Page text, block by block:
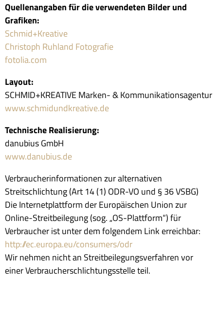
Quellenangaben für die verwendeten Bilder und
Grafiken:
Schmid+Kreative
Christoph Ruhland Fotografie
fotolia.com
Layout:
SCHMID+KREATIVE Marken- & Kommunikationsagentur
www.schmidundkreative.de
Technische Realisierung:
danubius GmbH
www.danubius.de
Verbraucherinformationen zur alternativen
Streitschlichtung (Art 14 (1) ODR-VO und § 36 VSBG)
Die Internetplattform der Europäischen Union zur
Online-Streitbeilegung (sog. „OS-Plattform“) für
Verbraucher ist unter dem folgendem Link erreichbar:
http://ec.europa.eu/consumers/odr
Wir nehmen nicht an Streitbeilegungsverfahren vor
einer Verbraucherschlichtungsstelle teil.